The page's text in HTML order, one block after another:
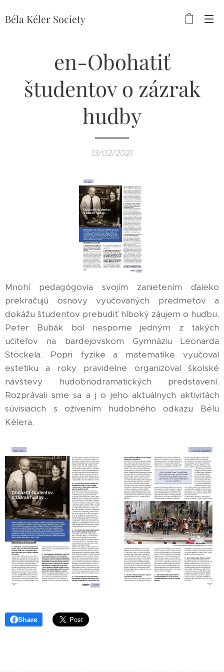
Béla Kéler Society
en-Obohatiť
študentov o zázrak
hudby
13/02/2021
Mnohí pedagógovia svojím zanietením ďaleko
prekračujú osnovy vyučovaných predmetov a
dokážu študentov prebudiť hlboký záujem o hudbu.
Peter Bubák bol nesporne jedným z takých
učiteľov na bardejovskom Gymnáziu Leonarda
Stöckela. Popri fyzike a matematike vyučoval
estetiku a roky pravidelne organizoval školské
návštevy hudobnodramatických predstavení.
Rozprávali sme sa a j o jeho aktuálnych aktivitách
súvisiacich s oživením hudobného odkazu Bélu
Kélera.
Share